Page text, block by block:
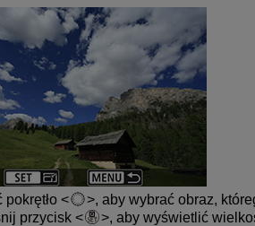
pokrętło
, aby wybrać obraz,
przycisk
, aby wyświetlić